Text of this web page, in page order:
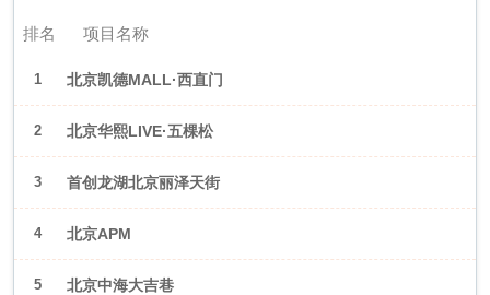
排名 项目名称
1 北京凯德MALL·西直门
2 北京华熙LIVE·五棵松
3 首创龙湖北京丽泽天街
4 北京APM
5 北京中海大吉巷